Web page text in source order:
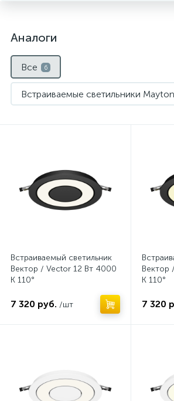
Аналоги
Все 6
Встраиваемые светильники
Встраиваемый светильник
Вектор / Vector 12 Вт 4000
К 110°
7 320 руб. /шт
Вектор
К 110°
7 320